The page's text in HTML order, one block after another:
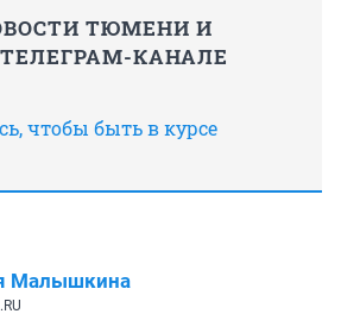
ТЮМЕНИ И
КАНАЛЕ
чтобы быть в курсе
Малышкина